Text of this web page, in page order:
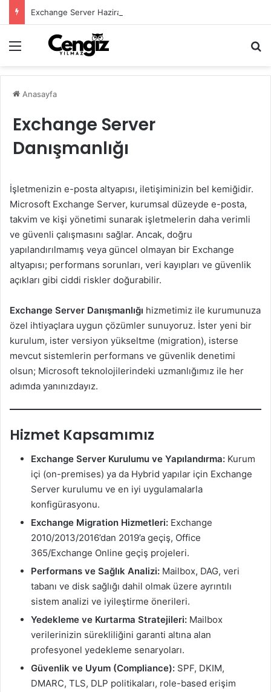
Menü
Anasayfa
Exchange Server
Danışmanlığı
İşletmenizin e-posta altyapısı, iletişiminizin bel kemiğidir.
Microsoft Exchange Server, kurumsal düzeyde e-posta,
takvim ve kişi yönetimi sunarak işletmelerin daha verimli
ve güvenli çalışmasını sağlar. Ancak, doğru
yapılandırılmamış veya güncel olmayan bir Exchange
altyapısı; performans sorunları, veri kayıpları ve güvenlik
açıkları gibi ciddi riskler doğurabilir.
Exchange Server Danışmanlığı hizmetimiz ile kurumunuza
özel ihtiyaçlara uygun çözümler sunuyoruz. İster yeni bir
kurulum, ister versiyon yükseltme (migration), isterse
mevcut sistemlerin performans ve güvenlik denetimi
olsun; Microsoft teknolojilerindeki uzmanlığımız ile her
adımda yanınızdayız.
Hizmet Kapsamımız
Exchange Server Kurulumu ve Yapılandırma: Kurum
içi (on-premises) ya da Hybrid yapılar için Exchange
Server kurulumu ve en iyi uygulamalarla
konfigürasyonu.
Exchange Migration Hizmetleri: Exchange
2010/2013/2016’dan 2019’a geçiş, Office
365/Exchange Online geçiş projeleri.
Performans ve Sağlık Analizi: Mailbox, DAG, veri
tabanı ve disk sağlığı dahil olmak üzere ayrıntılı
sistem analizi ve iyileştirme önerileri.
Yedekleme ve Kurtarma Stratejileri: Mailbox
verilerinizin sürekliliğini garanti altına alan
profesyonel yedekleme senaryoları.
Güvenlik ve Uyum (Compliance): SPF, DKIM,
DMARC, TLS, DLP politikaları, role-based erişim